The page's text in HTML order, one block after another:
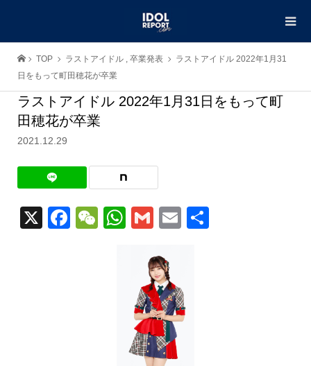
TOP ラストアイドル , 卒業発表
ラストアイドル 2022年1月31
日をもって町田穂花が卒業
ラストアイドル 2022年1月31日をもって町
田穂花が卒業
2021.12.29
X Facebook
WeChat
WhatsApp
GmailEmail